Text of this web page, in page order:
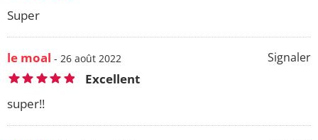
Super
Signaler
le moal - 26 août 2022
Excellent
super!!